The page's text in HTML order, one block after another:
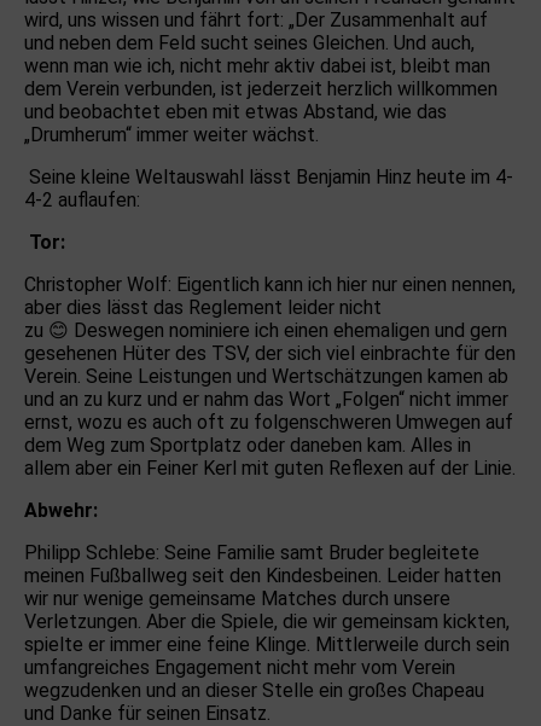
wird, uns wissen und fährt fort: „Der Zusammenhalt auf
und neben dem Feld sucht seines Gleichen. Und auch,
wenn man wie ich, nicht mehr aktiv dabei ist, bleibt man
dem Verein verbunden, ist jederzeit herzlich willkommen
und beobachtet eben mit etwas Abstand, wie das
„Drumherum“ immer weiter wächst.
Seine kleine Weltauswahl lässt Benjamin Hinz heute im 4-
4-2 auflaufen:
Tor:
Christopher Wolf: Eigentlich kann ich hier nur einen nennen,
aber dies lässt das Reglement leider nicht
zu 😊 Deswegen nominiere ich einen ehemaligen und gern
gesehenen Hüter des TSV, der sich viel einbrachte für den
Verein. Seine Leistungen und Wertschätzungen kamen ab
und an zu kurz und er nahm das Wort „Folgen“ nicht immer
ernst, wozu es auch oft zu folgenschweren Umwegen auf
dem Weg zum Sportplatz oder daneben kam. Alles in
allem aber ein Feiner Kerl mit guten Reflexen auf der Linie.
Abwehr:
Philipp Schlebe: Seine Familie samt Bruder begleitete
meinen Fußballweg seit den Kindesbeinen. Leider hatten
wir nur wenige gemeinsame Matches durch unsere
Verletzungen. Aber die Spiele, die wir gemeinsam kickten,
spielte er immer eine feine Klinge. Mittlerweile durch sein
umfangreiches Engagement nicht mehr vom Verein
wegzudenken und an dieser Stelle ein großes Chapeau
und Danke für seinen Einsatz.